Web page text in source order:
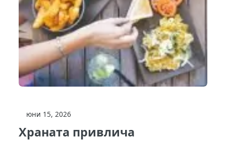
юни 15, 2026
Храната привлича